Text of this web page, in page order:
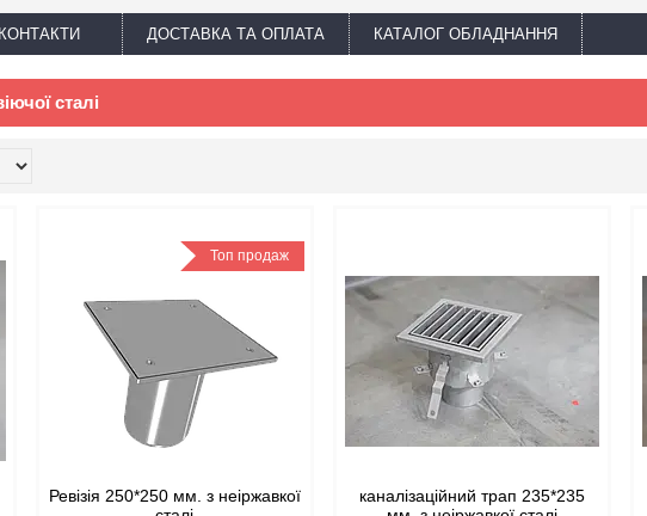
КОНТАКТИ ДОСТАВКА ТА ОПЛАТА КАТАЛОГ ОБЛАДНАННЯ
сталі
Топ продаж
Ревізія 250*250 мм. з неіржавкої
каналізаційний трап 235*235